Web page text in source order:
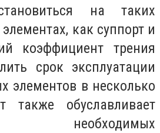
на таких
как суппорт и
коэффициент трения
срок эксплуатации
элементов в несколько
также обуславливает
необходимых